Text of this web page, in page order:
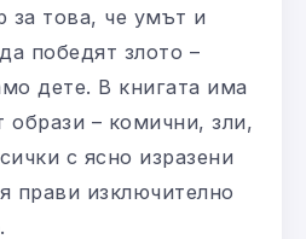
за това, че умът и
победят злото –
дете. В книгата има
образи – комични, зли,
с ясно изразени
прави изключително